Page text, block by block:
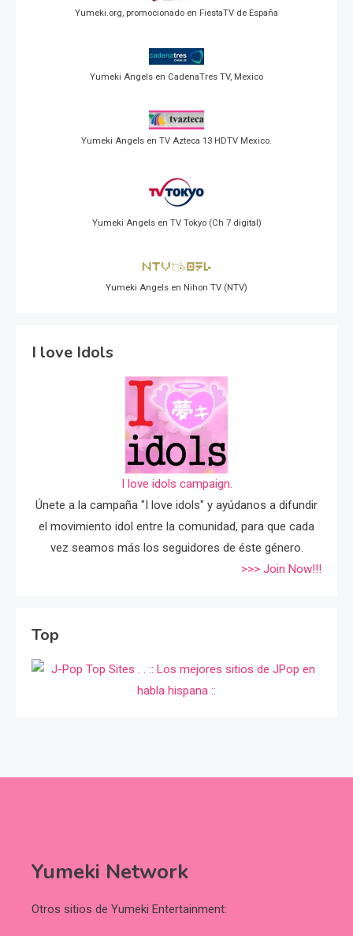
Yumeki.org, promocionado en FiestaTV de España
Yumeki Angels en CadenaTres TV, Mexico
Yumeki Angels en TV Azteca 13 HDTV Mexico.
Yumeki Angels en TV Tokyo (Ch 7 digital)
Yumeki Angels en Nihon TV (NTV)
I love Idols
I love idols campaign.
Únete a la campaña "I love idols" y ayúdanos a difundir
el movimiento idol entre la comunidad, para que cada
vez seamos más los seguidores de éste género.
>>> Join Now!!!
Top
Yumeki Network
Otros sitios de Yumeki Entertainment: